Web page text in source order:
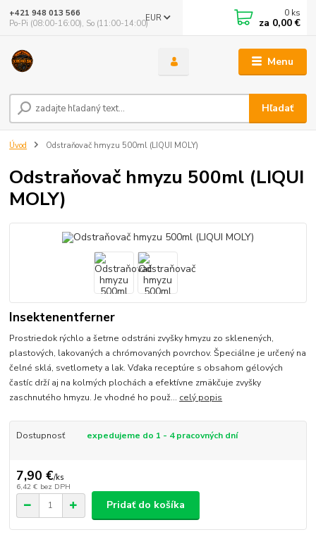
Menu
EUR
Hľadať
+421 948 013 566
Po-Pi (08:00-16:00), So (11:00-14:00)
0 ks
za 0,00 €
Úvod Odstraňovač hmyzu 500ml (LIQUI MOLY)
Odstraňovač hmyzu 500ml (LIQUI
MOLY)
Insektenentferner
Prostriedok rýchlo a šetrne odstráni zvyšky hmyzu zo sklenených,
plastových, lakovaných a chrómovaných povrchov. Špeciálne je určený na
čelné sklá, svetlomety a lak. Vďaka receptúre s obsahom gélových
častíc drží aj na kolmých plochách a efektívne zmäkčuje zvyšky
zaschnutého hmyzu. Je vhodné ho použ... celý popis
Dostupnosť expedujeme do 1 - 4 pracovných dní
7,90 €/ks
6,42 € bez DPH
Pridať do košíka